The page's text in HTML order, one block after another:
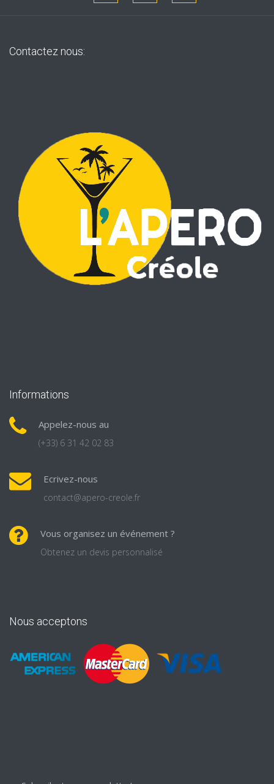
Contactez nous:
Informations
Appelez-nous au
(+33) 6 31 42 02 83
Ecrivez-nous
contact@apero-creole.fr
Vous organisez un événement ?
Obtenez un devis personnalisé
Nous acceptons